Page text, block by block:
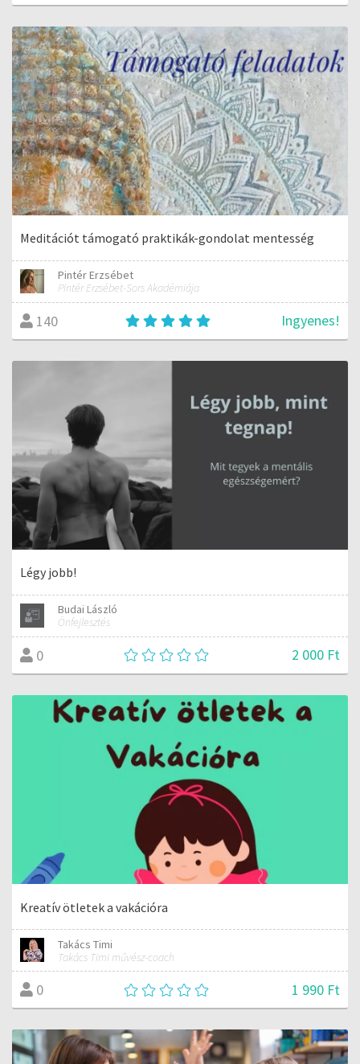
Meditációt támogató praktikák-gondolat mentesség
Pintér Erzsébet
Pintér Erzsébet-Sors Akadémiája
140 Ingyenes!
Légy jobb!
Budai László
Önfejlesztés
0 2 000 Ft
Kreatív ötletek a vakációra
Takács Timi
Takács Timi művész-coach
0 1 990 Ft